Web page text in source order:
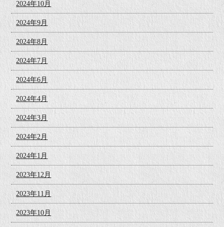
2024年10月
2024年9月
2024年8月
2024年7月
2024年6月
2024年4月
2024年3月
2024年2月
2024年1月
2023年12月
2023年11月
2023年10月